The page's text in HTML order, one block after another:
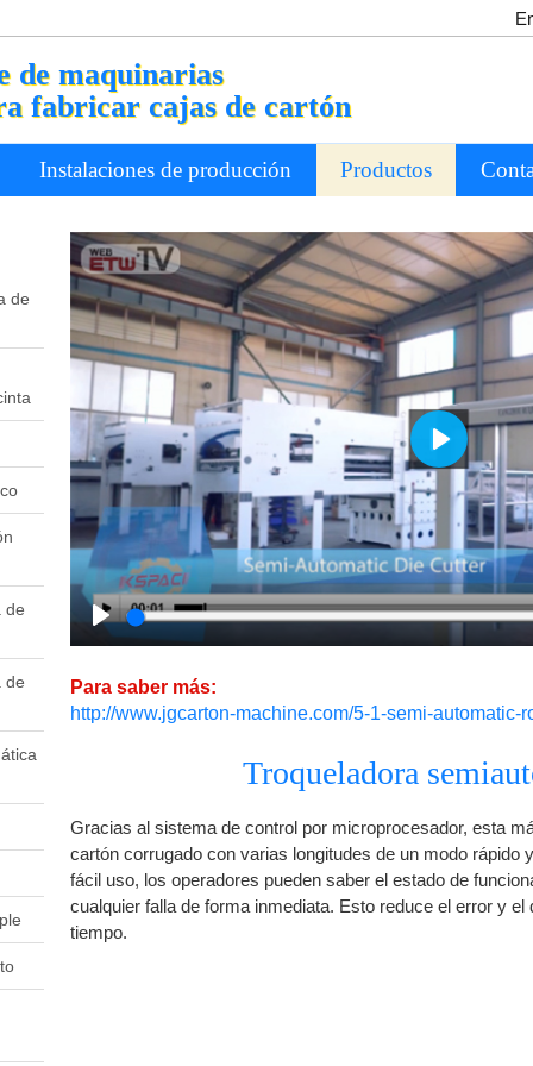
de maquinarias
fabricar cajas de cartón
Instalaciones de producción Productos
Play
Play
Para saber más:
http://www.jgcarton-machine.com/5-1-semi-automatic-
Troqueladora
Gracias al sistema de control por microprocesador, esta
cartón corrugado con varias longitudes de un modo rápido
fácil uso, los operadores pueden saber el estado de
cualquier falla de forma inmediata. Esto reduce el error y
tiempo.
de
de
de